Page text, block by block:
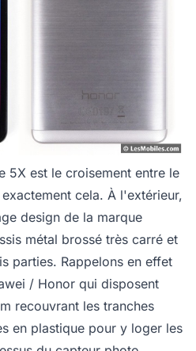
5X est le croisement entre le
cela. À l'extérieur,
design de la marque
métal brossé très carré et
parties. Rappelons en effet
/ Honor qui disposent
recouvrant les tranches
en plastique pour y loger les